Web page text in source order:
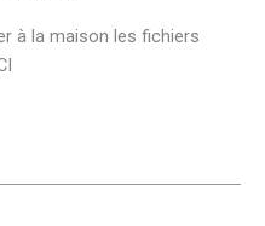
à la maison les fichiers